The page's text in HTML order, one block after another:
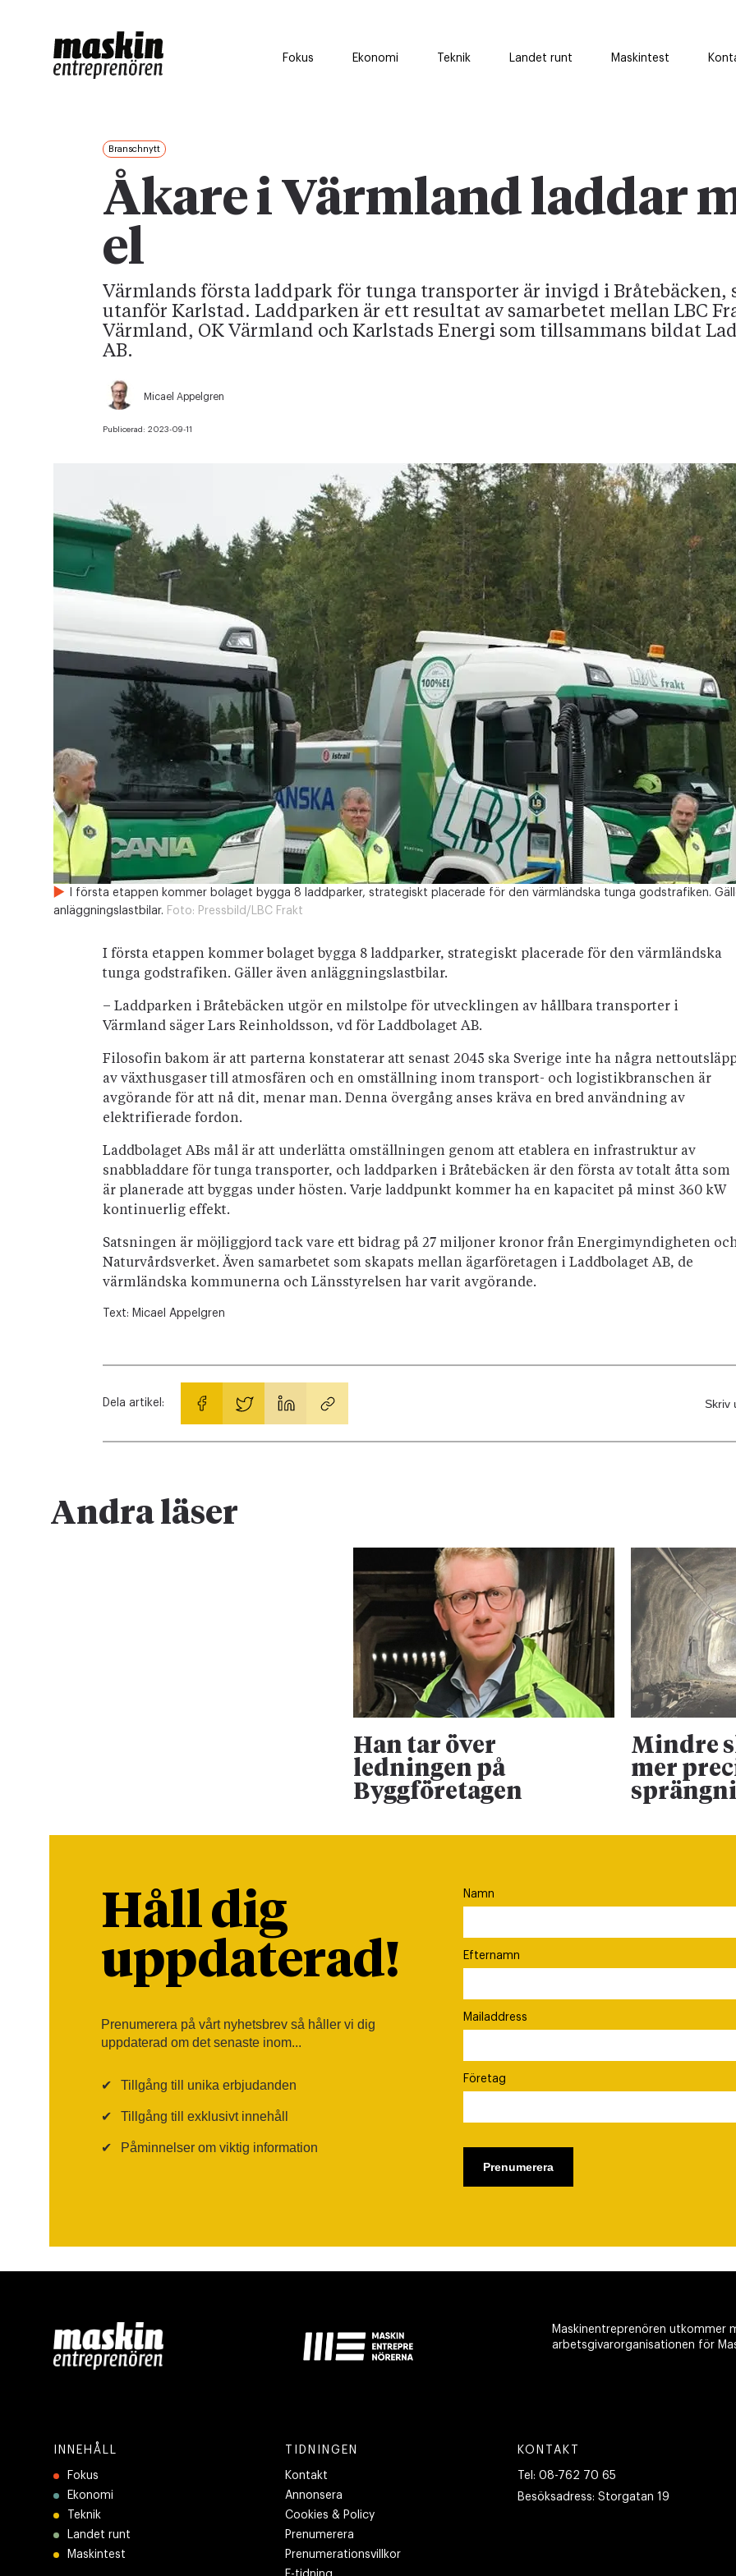
Fokus Ekonomi Teknik Landet runt Maskintest
Branschnytt
Åkare i Värmland laddar
el
Värmlands första laddpark för tunga transporter är invigd i Bråtebäcken,
utanför Karlstad. Laddparken är ett resultat av samarbetet mellan LBC
Värmland, OK Värmland och Karlstads Energi som tillsammans bildat
AB.
Micael Appelgren
Publicerad: 2023-09-11
I första etappen kommer bolaget bygga 8 laddparker, strategiskt placerade för den värmländska tunga godstrafiken.
anläggningslastbilar. Foto: Pressbild/LBC Frakt
I första etappen kommer bolaget bygga 8 laddparker, strategiskt placerade för den värmländska
tunga godstrafiken. Gäller även anläggningslastbilar.
– Laddparken i Bråtebäcken utgör en milstolpe för utvecklingen av hållbara transporter i
Värmland säger Lars Reinholdsson, vd för Laddbolaget AB.
Filosofin bakom är att parterna konstaterar att senast 2045 ska Sverige inte ha några
av växthusgaser till atmosfären och en omställning inom transport- och logistikbranschen är
avgörande för att nå dit, menar man. Denna övergång anses kräva en bred användning av
elektrifierade fordon.
Laddbolaget ABs mål är att underlätta omställningen genom att etablera en infrastruktur av
snabbladdare för tunga transporter, och laddparken i Bråtebäcken är den första av totalt åtta som
är planerade att byggas under hösten. Varje laddpunkt kommer ha en kapacitet på minst 360 kW
kontinuerlig effekt.
Satsningen är möjliggjord tack vare ett bidrag på 27 miljoner kronor från Energimyndigheten
Naturvårdsverket. Även samarbetet som skapats mellan ägarföretagen i Laddbolaget AB, de
värmländska kommunerna och Länsstyrelsen har varit avgörande.
Text: Micael Appelgren
Dela artikel: Skriv
Andra läser
Han tar över
ledningen på
Byggföretagen
Mindre
mer
Håll dig
uppdaterad!
Prenumerera på vårt nyhetsbrev så håller vi dig
uppdaterad om det senaste inom...
✔ Tillgång till unika erbjudanden
✔ Tillgång till exklusivt innehåll
✔ Påminnelser om viktig information
Namn
Efternamn
Mailaddress
Företag
Maskinentreprenören utkommer
arbetsgivarorganisationen för
INNEHÅLL
Fokus
Ekonomi
Teknik
Landet runt
Maskintest
TIDNINGEN
Kontakt
Annonsera
Cookies & Policy
Prenumerera
Prenumerationsvillkor
KONTAKT
Tel: 08-762 70 65
Besöksadress: Storgatan 19